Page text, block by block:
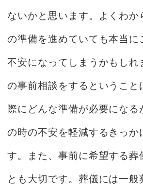
ないかと思います。よくわか
の準備を進めていても本当に
不安になってしまうかもしれ
の事前相談をするということ
際にどんな準備が必要になる
の時の不安を軽減するきっか
す。また、事前に希望する葬
とも大切です。葬儀には一般